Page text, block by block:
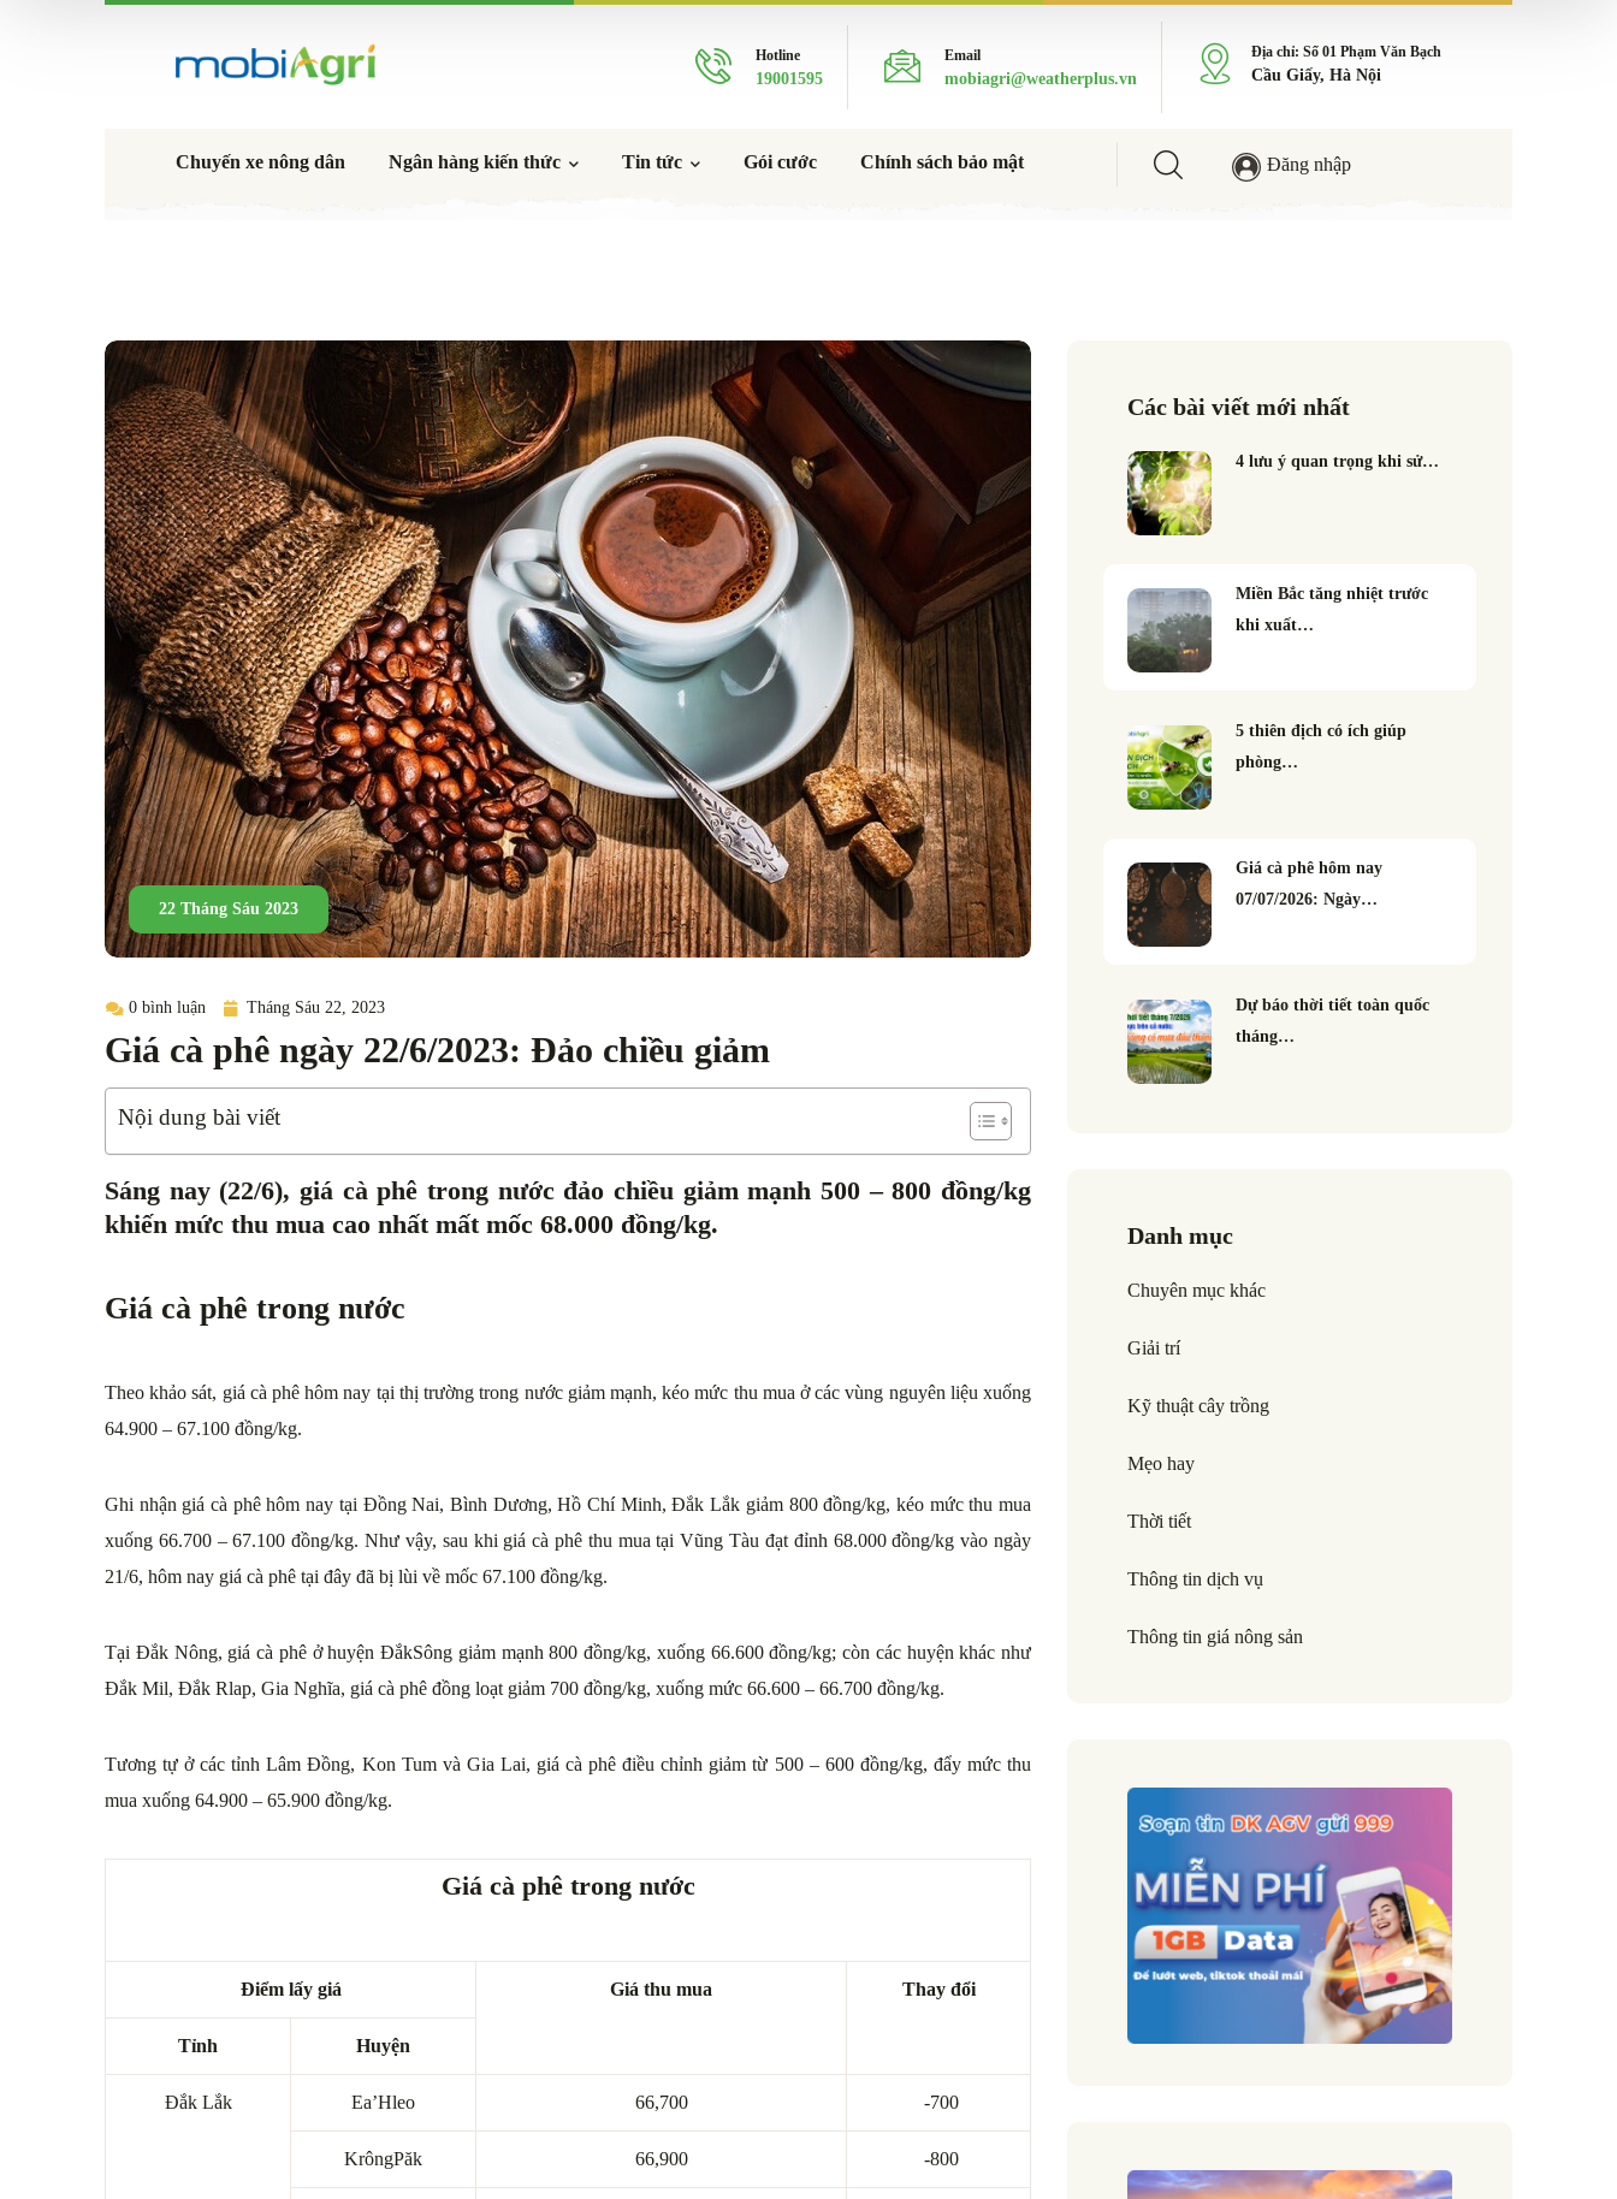
Hotline
19001595
Email
mobiagri@weatherplus.vn
Địa chỉ: Số 01 Phạm Văn Bạch
Cầu Giấy, Hà Nội
Chuyến xe nông dân Ngân hàng kiến thức Tin tức Gói cước Chính sách bảo mật Đăng nhập
22 Tháng Sáu 2023
0 bình luận Tháng Sáu 22, 2023
Giá cà phê ngày 22/6/2023: Đảo chiều giảm
Nội dung bài viết
Sáng nay (22/6), giá cà phê trong nước đảo chiều giảm mạnh 500 – 800 đồng/kg
khiến mức thu mua cao nhất mất mốc 68.000 đồng/kg.
Giá cà phê trong nước
Theo khảo sát, giá cà phê hôm nay tại thị trường trong nước giảm mạnh, kéo mức thu mua ở các vùng nguyên liệu xuống
64.900 – 67.100 đồng/kg.
Ghi nhận giá cà phê hôm nay tại Đồng Nai, Bình Dương, Hồ Chí Minh, Đắk Lắk giảm 800 đồng/kg, kéo mức thu mua
xuống 66.700 – 67.100 đồng/kg. Như vậy, sau khi giá cà phê thu mua tại Vũng Tàu đạt đỉnh 68.000 đồng/kg vào ngày
21/6, hôm nay giá cà phê tại đây đã bị lùi về mốc 67.100 đồng/kg.
Tại Đắk Nông, giá cà phê ở huyện ĐắkSông giảm mạnh 800 đồng/kg, xuống 66.600 đồng/kg; còn các huyện khác như
Đắk Mil, Đắk Rlap, Gia Nghĩa, giá cà phê đồng loạt giảm 700 đồng/kg, xuống mức 66.600 – 66.700 đồng/kg.
Tương tự ở các tỉnh Lâm Đồng, Kon Tum và Gia Lai, giá cà phê điều chỉnh giảm từ 500 – 600 đồng/kg, đẩy mức thu
mua xuống 64.900 – 65.900 đồng/kg.
Giá cà phê trong nước
Điểm lấy giá Giá thu mua Thay đổi
Tỉnh Huyện
Đắk Lắk Ea’Hleo 66,700 -700
KrôngPăk 66,900 -800
Các bài viết mới nhất
4 lưu ý quan trọng khi sử…
Miền Bắc tăng nhiệt trước
khi xuất…
5 thiên địch có ích giúp
phòng…
Giá cà phê hôm nay
07/07/2026: Ngày…
Dự báo thời tiết toàn quốc
tháng…
Danh mục
Chuyên mục khác
Giải trí
Kỹ thuật cây trồng
Mẹo hay
Thời tiết
Thông tin dịch vụ
Thông tin giá nông sản